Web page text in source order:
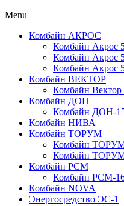
Menu
Комбайн АКРОС
Комбайн Акрос
Комбайн Акрос
Комбайн Акрос
Комбайн ВЕКТОР
Комбайн Вектор
Комбайн ДОН
Комбайн ДОН-
Комбайн НИВА
Комбайн ТОРУМ
Комбайн
Комбайн
Комбайн РСМ
Комбайн РСМ-
Комбайн NOVA
Энергосредство ЭС-1